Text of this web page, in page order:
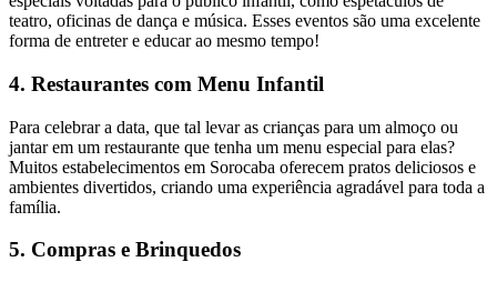
teatro, oficinas de dança e música. Esses eventos são uma excelente
forma de entreter e educar ao mesmo tempo!
4. Restaurantes com Menu Infantil
Para celebrar a data, que tal levar as crianças para um almoço ou
jantar em um restaurante que tenha um menu especial para elas?
Muitos estabelecimentos em Sorocaba oferecem pratos deliciosos e
ambientes divertidos, criando uma experiência agradável para toda a
família.
5. Compras e Brinquedos